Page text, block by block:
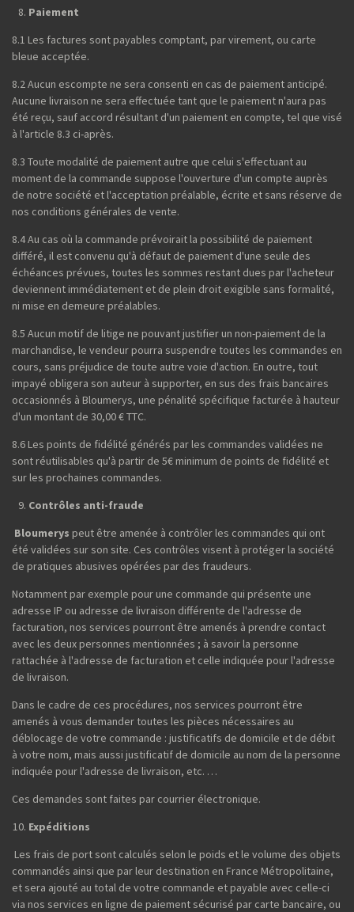
Paiement
8.1 Les factures sont payables comptant, par virement, ou carte
bleue acceptée.
8.2 Aucun escompte ne sera consenti en cas de paiement anticipé.
Aucune livraison ne sera effectuée tant que le paiement n'aura pas
été reçu, sauf accord résultant d'un paiement en compte, tel que visé
à l'article 8.3 ci-après.
8.3 Toute modalité de paiement autre que celui s'effectuant au
moment de la commande suppose l'ouverture d'un compte auprès
de notre société et l'acceptation préalable, écrite et sans réserve de
nos conditions générales de vente.
8.4 Au cas où la commande prévoirait la possibilité de paiement
différé, il est convenu qu'à défaut de paiement d'une seule des
échéances prévues, toutes les sommes restant dues par l'acheteur
deviennent immédiatement et de plein droit exigible sans formalité,
ni mise en demeure préalables.
8.5 Aucun motif de litige ne pouvant justifier un non-paiement de la
marchandise, le vendeur pourra suspendre toutes les commandes en
cours, sans préjudice de toute autre voie d'action. En outre, tout
impayé obligera son auteur à supporter, en sus des frais bancaires
occasionnés à Bloumerys, une pénalité spécifique facturée à hauteur
d'un montant de 30,00 € TTC.
8.6 Les points de fidélité générés par les commandes validées ne
sont réutilisables qu'à partir de 5€ minimum de points de fidélité et
sur les prochaines commandes.
Contrôles anti-fraude
Bloumerys peut être amenée à contrôler les commandes qui ont
été validées sur son site. Ces contrôles visent à protéger la société
de pratiques abusives opérées par des fraudeurs.
Notamment par exemple pour une commande qui présente une
adresse IP ou adresse de livraison différente de l'adresse de
facturation, nos services pourront être amenés à prendre contact
avec les deux personnes mentionnées ; à savoir la personne
rattachée à l'adresse de facturation et celle indiquée pour l'adresse
de livraison.
Dans le cadre de ces procédures, nos services pourront être
amenés à vous demander toutes les pièces nécessaires au
déblocage de votre commande : justificatifs de domicile et de débit
à votre nom, mais aussi justificatif de domicile au nom de la personne
indiquée pour l'adresse de livraison, etc. …
Ces demandes sont faites par courrier électronique.
Expéditions
Les frais de port sont calculés selon le poids et le volume des objets
commandés ainsi que par leur destination en France Métropolitaine,
et sera ajouté au total de votre commande et payable avec celle-ci
via nos services en ligne de paiement sécurisé par carte bancaire, ou